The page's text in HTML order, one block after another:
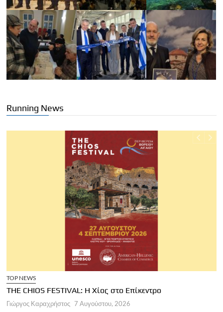
Running News
TOP NEWS
THE CHIOS FESTIVAL: Η Χίος στο Επίκεντρο
Γιώργος Καραχρήστος 7 Αυγούστου, 2026